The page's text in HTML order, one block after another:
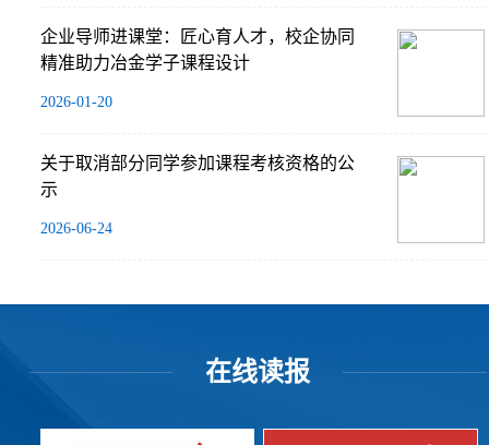
企业导师进课堂：匠心育人才，校企协同
精准助力冶金学子课程设计
2026-01-20
关于取消部分同学参加课程考核资格的公
示
2026-06-24
在线读报